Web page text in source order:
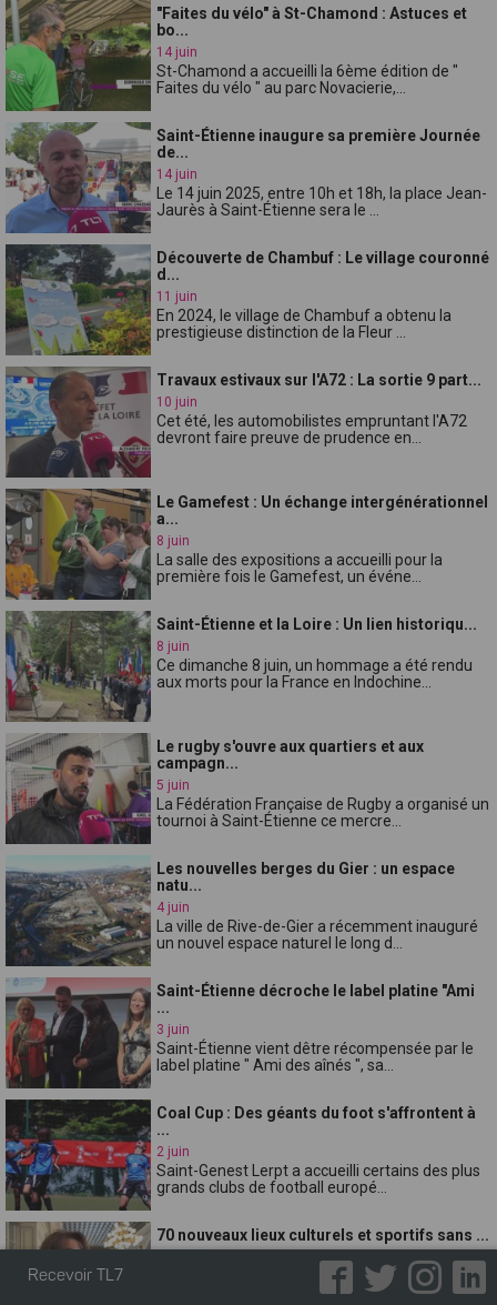
"Faites du vélo" à St-Chamond : Astuces et
bo...
14 juin
St-Chamond a accueilli la 6ème édition de "
Faites du vélo " au parc Novacierie,...
Saint-Étienne inaugure sa première Journée
de...
14 juin
Le 14 juin 2025, entre 10h et 18h, la place Jean-
Jaurès à Saint-Étienne sera le ...
Découverte de Chambuf : Le village couronné
d...
11 juin
En 2024, le village de Chambuf a obtenu la
prestigieuse distinction de la Fleur ...
Travaux estivaux sur l'A72 : La sortie 9 part...
10 juin
Cet été, les automobilistes empruntant l'A72
devront faire preuve de prudence en...
Le Gamefest : Un échange intergénérationnel
a...
8 juin
La salle des expositions a accueilli pour la
première fois le Gamefest, un événe...
Saint-Étienne et la Loire : Un lien historiqu...
8 juin
Ce dimanche 8 juin, un hommage a été rendu
aux morts pour la France en Indochine...
Le rugby s'ouvre aux quartiers et aux
campagn...
5 juin
La Fédération Française de Rugby a organisé un
tournoi à Saint-Étienne ce mercre...
Les nouvelles berges du Gier : un espace
natu...
4 juin
La ville de Rive-de-Gier a récemment inauguré
un nouvel espace naturel le long d...
Saint-Étienne décroche le label platine "Ami
...
3 juin
Saint-Étienne vient dêtre récompensée par le
label platine " Ami des aînés ", sa...
Coal Cup : Des géants du foot s'affrontent à
...
2 juin
Saint-Genest Lerpt a accueilli certains des plus
grands clubs de football europé...
70 nouveaux lieux culturels et sportifs sans ...
Saint-Étienne a franchi une nouvelle étape
dans sa lutte contre le tabagisme. À ...
Recevoir TL7